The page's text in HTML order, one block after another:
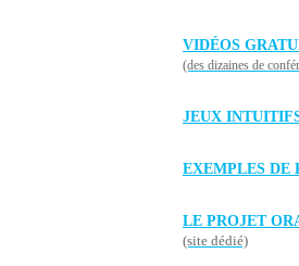
VIDÉOS
(des dizaines de
JEUX
EXEMPLES DE
LE PROJET
(site dédié)